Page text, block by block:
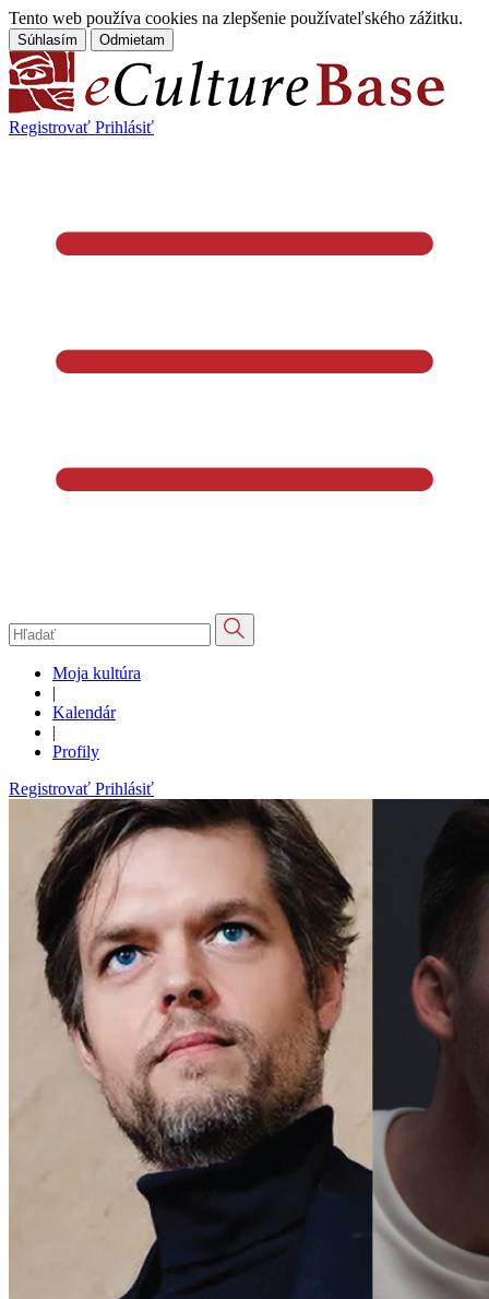
Tento web používa cookies na zlepšenie používateľského zážitku.
Súhlasím Odmietam
Registrovať Prihlásiť
Moja kultúra
|
Kalendár
|
Profily
Registrovať Prihlásiť